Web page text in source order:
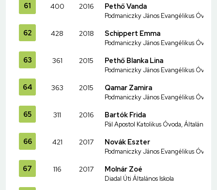
61 400 2016 Pethő Vanda
Podmaniczky János Evangélikus Óvoda
62 428 2018 Schippert Emma
Podmaniczky János Evangélikus Óvoda
63 361 2015 Pethő Blanka Lina
Podmaniczky János Evangélikus Óvoda
64 363 2015 Qamar Zamira
Podmaniczky János Evangélikus Óvoda
65 311 2016 Bartók Frida
Pál Apostol Katolikus Óvoda, Általános
66 421 2017 Novák Eszter
Podmaniczky János Evangélikus Óvoda
67 116 2017 Molnár Zoé
Diadal Úti Általános Iskola